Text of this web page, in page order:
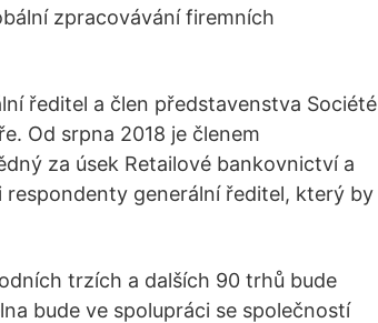
zpracovávání firemních
ředitel a člen představenstva Société
Od srpna 2018 je členem
za úsek Retailové bankovnictví a
generální ředitel, který by
trzích a dalších 90 trhů bude
bude ve spolupráci se společností